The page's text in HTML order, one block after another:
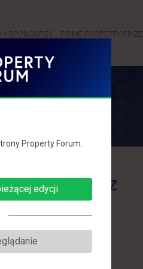
I SPONSORZY PRIME PROPERTY PRIZE
S Ś T Z
Property Forum.
edycji